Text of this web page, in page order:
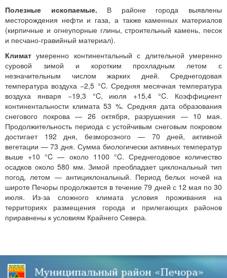
Полезные ископаемые. В районе города выявлены
месторождения нефти и газа, а также каменных материалов
(кирпичные и огнеупорные глины, строительный камень, песок
и песчано-гравийный материал).
Климатумеренно континентальный с длительной умеренно
суровой зимой и коротким прохладным летом с
незначительным числом жарких дней. Среднегодовая
температура воздуха −2,5 °C. Средняя месячная температура
воздуха января −19,3 °C, июля +15,4 °C. Коэффициент
континентальности климата 53 %. Средняя дата образования
снегового покрова — 26 октября, разрушения — 10 мая.
Продолжительность периода с устойчивым снеговым покровом
достигает 192 дня, безморозного — 70 дней, активной
вегетации — 73 дня. Сумма биологически активных температур
выше +10 °C — около 1100 °C. Среднегодовое количество
осадков около 580 мм. Зимой преобладает циклональный тип
погод, летом — антициклональный. Период белых ночей на
широте Печоры продолжается в течение 79 дней с 12 мая по 30
июля. Из-за сложного климата условия проживания на
территориях размещения города и прилегающих районов
приравнены к условиям Крайнего Севера.